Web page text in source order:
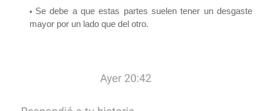
Se debe a que estas partes suelen tener un desgaste
mayor por un lado que del otro.